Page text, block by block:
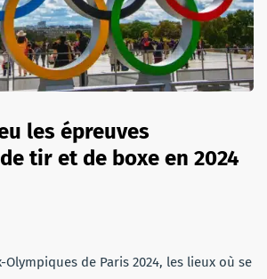
les épreuves
tir et de boxe en 2024
Olympiques de Paris 2024, les lieux où se